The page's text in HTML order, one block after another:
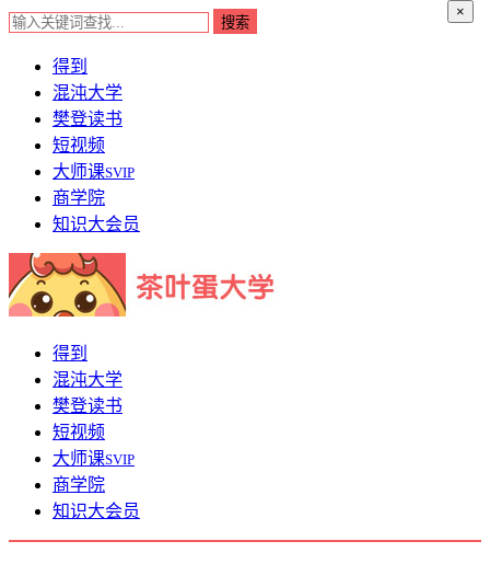
×
得到
混沌大学
樊登读书
短视频
大师课SVIP
商学院
知识大会员
得到
混沌大学
樊登读书
短视频
大师课SVIP
商学院
知识大会员